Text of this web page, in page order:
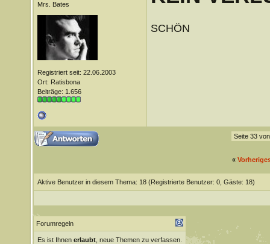
Mrs. Bates
Registriert seit: 22.06.2003
Ort: Ratisbona
Beiträge: 1.656
SCHÖN
Seite 33
«
Aktive Benutzer in diesem Thema: 18 (Registrierte Benutzer: 0, Gäste: 18)
Forumregeln
Es ist Ihnen erlaubt, neue Themen zu verfassen.